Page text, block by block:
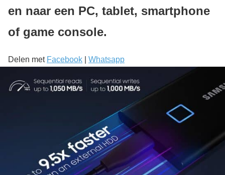
en naar een PC, tablet, smartphone
of game console.
Delen met Facebook Whatsapp